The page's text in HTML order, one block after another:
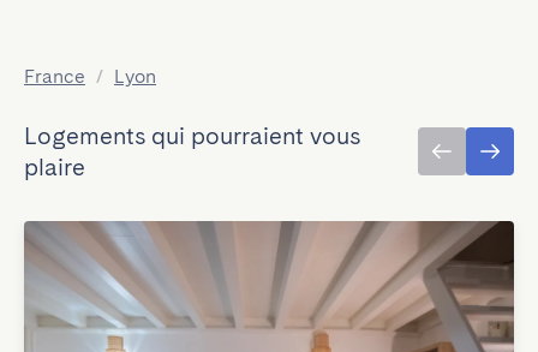
France / Lyon
Logements qui pourraient vous
plaire